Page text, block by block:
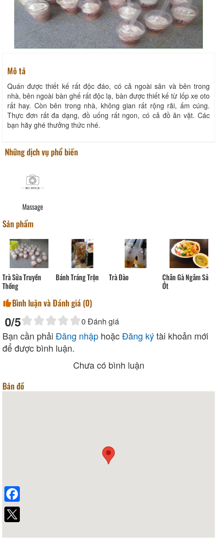
Mô tả
Quán được thiết kế rất độc đáo, có cả ngoài sân và bên trong
nhà, bên ngoài bàn ghế rất độc lạ, bàn được thiết kế từ lốp xe oto
rất hay. Còn bên trong nhà, không gian rất rộng rãi, ấm cúng.
Thực đơn rất đa dạng, đồ uống rất ngon, có cả đồ ăn vặt. Các
bạn hãy ghé thưởng thức nhé.
Những dịch vụ phổ biến
Massage
Sản phẩm
Trà Sữa Truyền
Thống
Bánh Tráng Trộn Trà Đào
Chân Gà Ngâm Sả
Ớt
Bình luận và Đánh giá (0)
0/5 0 Đánh giá
Bạn cần phải Đăng nhập hoặcĐăng kýtài khoản mới
để được bình luận.
Chưa có bình luận
Bản đồ
Facebook